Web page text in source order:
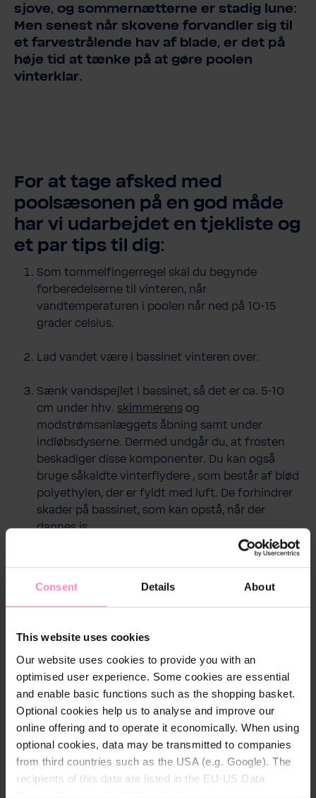
Consent Details About
This website uses cookies
Our website uses cookies to provide you with an
optimised user experience. Some cookies are essential
and enable basic functions such as the shopping basket.
Optional cookies help us to analyse and improve our
online offering and to operate it economically. When using
optional cookies, data may be transmitted to companies
from third countries such as the USA (e.g. Google). The
recipients of this data are listed in the EU-US Data
sjove, og sommernætterne er stadig lune:
Men senest når skovene forvandler sig til
et farvestrålende hav af blade, er det på
høje tid at tænke på at gøre poolen
vinterklar.
For at tage afsked med
poolsæsonen på en god måde
har vi udarbejdet en tjekliste og
et par tips til dig:
Som tommelfingerregel skal du begynde
forberedelserne til vinteren, når
vandtemperaturen i poolen når ned på 10-15
grader celsius.
Lad vandet være i bassinet vinteren over.
Sænk vandspejlet i bassinet, så det er ca. 5-10
cm under hhv. skimmerens og
modstrømsanlæggets åbning samt under
indløbsdyserne. Dermed undgår du, at frosten
beskadiger disse komponenter. Du kan også
bruge såkaldte vinterflydere , som består af blød
polyethylen, der er fyldt med luft. De forhindrer
skader på bassinet, som kan opstå, når der
dannes is.
Sørg desuden for regelmæssigt at holde øje med
smeltevand kan medføre en øget vandstand i
poolen, som øger risikoen for frostskader. Hvis
Rengør bassinet grundigt en gang til: Støvsug
bunden grundigt med vandstøvsugeren, og fjern
evt. snavs på overfladen.
Luk indløbsdyserne med en prop.
Indstil vandets værdier ( pH-​værdi og klorindhold
) til de forventede værdier, og tilsæt